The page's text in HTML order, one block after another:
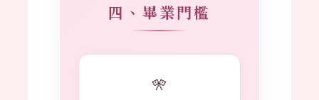
四、畢業門檻
🎌